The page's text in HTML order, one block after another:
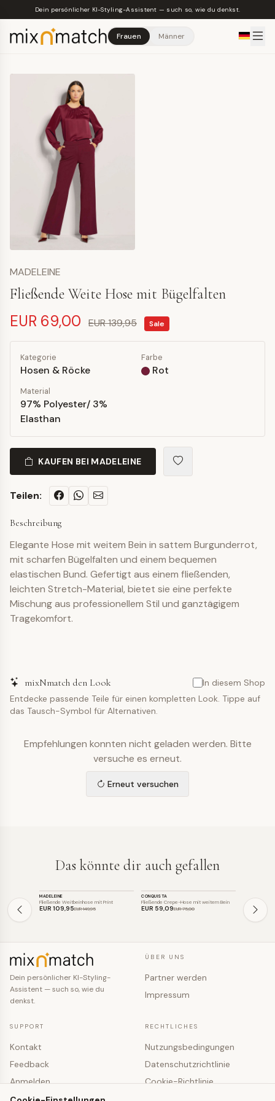
Skip to main content
Dein persönlicher KI-Styling-Assistent — such so, wie du denkst.
Frauen Männer
MADELEINE
Fließende Weite Hose mit Bügelfalten
EUR 69,00 EUR 139,95 Sale
Kategorie
Hosen & Röcke
Farbe
Rot
Material
97% Polyester/ 3%
Elasthan
KAUFEN BEI MADELEINE
Teilen:
Beschreibung
Elegante Hose mit weitem Bein in sattem Burgunderrot,
mit scharfen Bügelfalten und einem bequemen
elastischen Bund. Gefertigt aus einem fließenden,
leichten Stretch-Material, bietet sie eine perfekte
Mischung aus professionellem Stil und ganztägigem
Tragekomfort.
mixNmatch den Look
In diesem Shop
Entdecke passende Teile für einen kompletten Look. Tippe auf
das Tausch-Symbol für Alternativen.
Empfehlungen konnten nicht geladen werden. Bitte
versuche es erneut.
Erneut versuchen
Das könnte dir auch gefallen
SALE
MADELEINE
Fließende Weitbeinhose mit Print
EUR 109,95EUR 149,95
SALE
CONQUISTA
Fließende Crepe-Hose mit weitem Bein
EUR 59,09EUR 75,00
SALE
EUR 49
Dein persönlicher KI-Styling-
Assistent — such so, wie du
denkst.
ÜBER UNS
Partner werden
Impressum
SUPPORT
Kontakt
Feedback
Anmelden
Registrieren
RECHTLICHES
Nutzungsbedingungen
Datenschutzrichtlinie
Cookie-Richtlinie